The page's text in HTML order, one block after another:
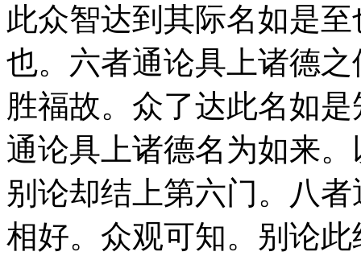
此众智达到其际名如是
也。六者通论具上诸德
胜福故。众了达此名如
通论具上诸德名为如来
别论却结上第六门。八
相好。众观可知。别论